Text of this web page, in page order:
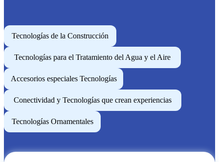
Tecnologías de la Construcción
Tecnologías para el Tratamiento del Agua y el Aire
Accesorios especiales Tecnologías
Conectividad y Tecnologías que crean experiencias
Tecnologías Ornamentales